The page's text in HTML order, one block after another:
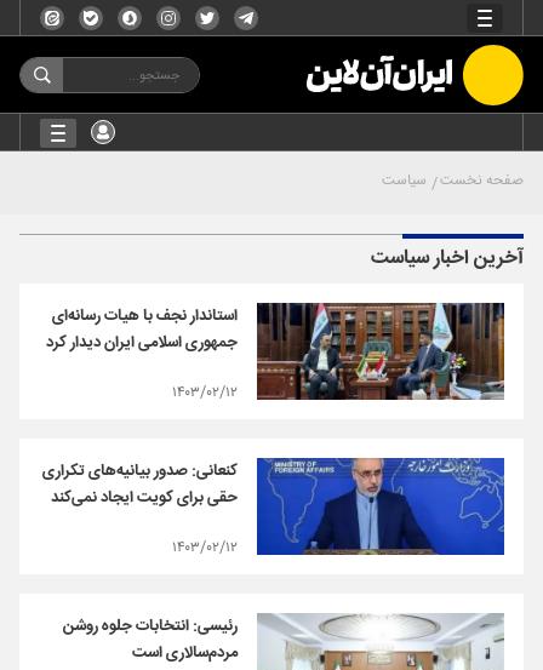
صفحه نخست سیاست
آخرین اخبار سیاست
استاندار نجف با هیات رسانه‌ای
جمهوری اسلامی ایران دیدار کرد
۱۴۰۳/۰۲/۱۲
کنعانی: صدور بیانیه‌های تکراری
حقی برای کویت ایجاد نمی‌کند
۱۴۰۳/۰۲/۱۲
رئیسی: انتخابات جلوه روشن
مردم‌سالاری است